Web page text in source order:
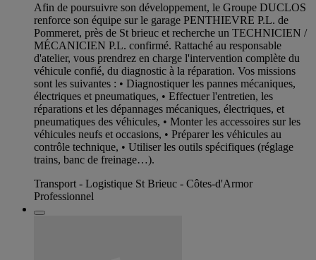
Afin de poursuivre son développement, le Groupe DUCLOS
renforce son équipe sur le garage PENTHIEVRE P.L. de
Pommeret, près de St brieuc et recherche un TECHNICIEN /
MÉCANICIEN P.L. confirmé. Rattaché au responsable
d'atelier, vous prendrez en charge l'intervention complète du
véhicule confié, du diagnostic à la réparation. Vos missions
sont les suivantes : • Diagnostiquer les pannes mécaniques,
électriques et pneumatiques, • Effectuer l'entretien, les
réparations et les dépannages mécaniques, électriques, et
pneumatiques des véhicules, • Monter les accessoires sur les
véhicules neufs et occasions, • Préparer les véhicules au
contrôle technique, • Utiliser les outils spécifiques (réglage
trains, banc de freinage…).
Transport - Logistique St Brieuc - Côtes-d'Armor
Professionnel